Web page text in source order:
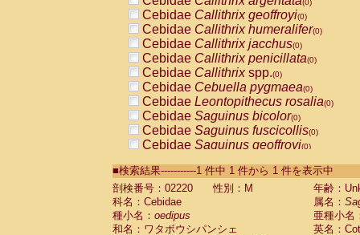
(0)
Cebidae Callithrix geoffroyi(0)
Cebidae Callithrix humeralifer(0)
Cebidae Callithrix jacchus(0)
Cebidae Callithrix penicillata(0)
Cebidae Callithrixspp.(0)
Cebidae Cebuella pygmaea(0)
Cebidae Leontopithecus rosalia(0)
Cebidae Saguinus bicolor(0)
Cebidae Saguinus fuscicollis(0)
Cebidae Saguinus geoffroyi(0)
CebidaeSaguinus labiatus(0)
Cebidae Saguinus leucopus (0)
Cebidae
Cebidae
CebidaeSaguinus nigricollis (0)
■検索結果-----------1 件中 1 件から 1 件を表示中
剖検番号：02220
性別：M
年齢：
科名：Cebidae
属名：
種小名： oedipus
亜種小名
和名：ワタボウシパンシェ
英名：